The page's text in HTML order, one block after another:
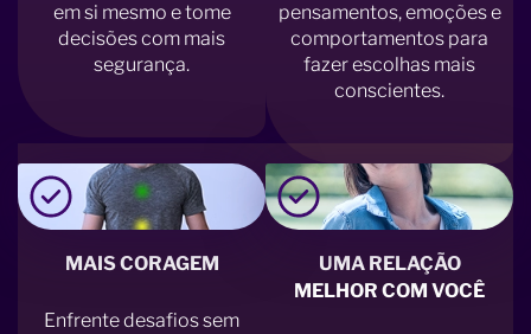
em si mesmo e tome
decisões com mais
segurança.
pensamentos, emoções e
comportamentos para
fazer escolhas mais
conscientes.
MAIS CORAGEM
Enfrente desafios sem
UMA RELAÇÃO
MELHOR COM VOCÊ